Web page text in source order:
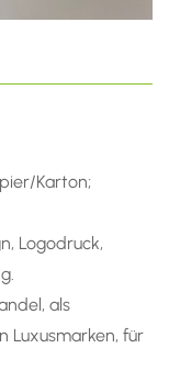
Karton;
Logodruck,
als
Luxusmarken, für